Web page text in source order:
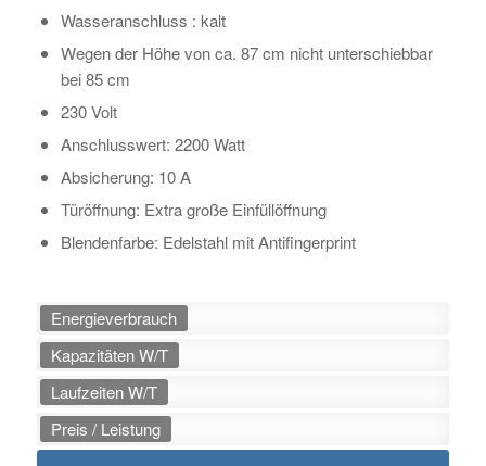
Wasseranschluss : kalt
Wegen der Höhe von ca. 87 cm nicht unterschiebbar
bei 85 cm
230 Volt
Anschlusswert: 2200 Watt
Absicherung: 10 A
Türöffnung: Extra große Einfüllöffnung
Blendenfarbe: Edelstahl mit Antifingerprint
Energieverbrauch
Kapazitäten W/T
Laufzeiten W/T
Preis / Leistung